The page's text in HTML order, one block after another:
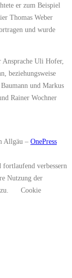
er zum Beispiel
Thomas Weber
und wurde
Ansprache Uli Hofer,
beziehungsweise
und Markus
Rainer Wochner
Allgäu – OnePress
fortlaufend verbessern
Nutzung der
Cookie